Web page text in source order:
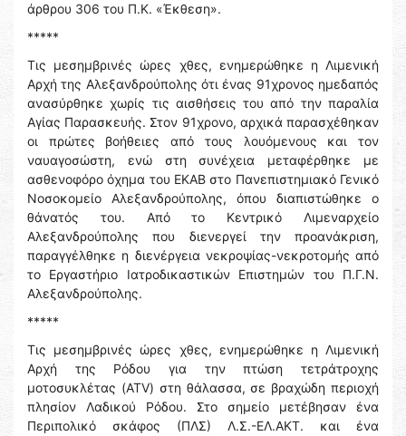
άρθρου 306 του Π.Κ. «Έκθεση».
*****
Τις μεσημβρινές ώρες χθες, ενημερώθηκε η Λιμενική
Αρχή της Αλεξανδρούπολης ότι ένας 91χρονος ημεδαπός
ανασύρθηκε χωρίς τις αισθήσεις του από την παραλία
Αγίας Παρασκευής. Στον 91χρονο, αρχικά παρασχέθηκαν
οι πρώτες βοήθειες από τους λουόμενους και τον
ναυαγοσώστη, ενώ στη συνέχεια μεταφέρθηκε με
ασθενοφόρο όχημα του ΕΚΑΒ στο Πανεπιστημιακό Γενικό
Νοσοκομείο Αλεξανδρούπολης, όπου διαπιστώθηκε ο
θάνατός του. Από το Κεντρικό Λιμεναρχείο
Αλεξανδρούπολης που διενεργεί την προανάκριση,
παραγγέλθηκε η διενέργεια νεκροψίας-νεκροτομής από
το Εργαστήριο Ιατροδικαστικών Επιστημών του Π.Γ.Ν.
Αλεξανδρούπολης.
*****
Τις μεσημβρινές ώρες χθες, ενημερώθηκε η Λιμενική
Αρχή της Ρόδου για την πτώση τετράτροχης
μοτοσυκλέτας (ATV) στη θάλασσα, σε βραχώδη περιοχή
πλησίον Λαδικού Ρόδου. Στο σημείο μετέβησαν ένα
Περιπολικό σκάφος (ΠΛΣ) Λ.Σ.-ΕΛ.ΑΚΤ. και ένα